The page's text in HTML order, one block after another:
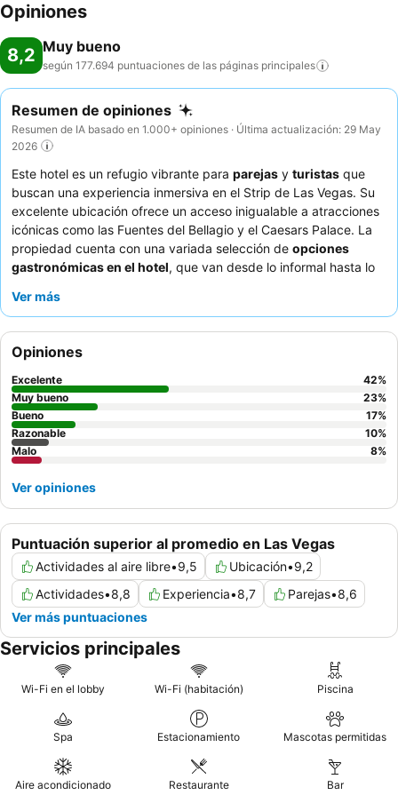
Opiniones
8,2 Muy bueno
según 177.694 puntuaciones de las páginas principales
Resumen de opiniones
Resumen de IA basado en 1.000+ opiniones · Última actualización: 29 May
2026
Este hotel es un refugio vibrante para parejas y turistas que
buscan una experiencia inmersiva en el Strip de Las Vegas. Su
excelente ubicación ofrece un acceso inigualable a atracciones
icónicas como las Fuentes del Bellagio y el Caesars Palace. La
propiedad cuenta con una variada selección de opciones
gastronómicas en el hotel, que van desde lo informal hasta lo
gustos. Los huéspedes elogian constantemente al
lo que contribuye a una estancia positiva. Para una experiencia
verdaderamente única, considere reservar una habitación en la
recién renovada Torre Versailles para disfrutar de una estética
fresca y moderna.
Ver más
Puntuación superior al promedio en Las Vegas
Actividades al aire libre•9,5 Ubicación•9,2
Actividades•8,8 Experiencia•8,7 Parejas•8,6
Ver más puntuaciones
Opiniones
Excelente 42%
Muy bueno
23%
Bueno
17%
Razonable
10%
Malo
8%
Ver opiniones
Servicios principales
Wi-Fi en el lobby Wi-Fi (habitación) Piscina
Spa Estacionamiento Mascotas permitidas
Aire acondicionado Restaurante Bar